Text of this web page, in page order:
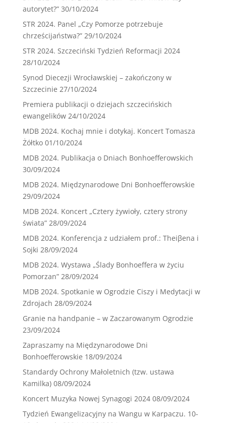
autorytet?” 30/10/2024
STR 2024. Panel „Czy Pomorze potrzebuje
chrześcijaństwa?” 29/10/2024
STR 2024. Szczeciński Tydzień Reformacji 2024
28/10/2024
Synod Diecezji Wrocławskiej – zakończony w
Szczecinie 27/10/2024
Premiera publikacji o dziejach szczecińskich
ewangelików 24/10/2024
MDB 2024. Kochaj mnie i dotykaj. Koncert Tomasza
Żółtko 01/10/2024
MDB 2024. Publikacja o Dniach Bonhoefferowskich
30/09/2024
MDB 2024. Międzynarodowe Dni Bonhoefferowskie
29/09/2024
MDB 2024. Koncert „Cztery żywioły, cztery strony
świata” 28/09/2024
MDB 2024. Konferencja z udziałem prof.: Theiβena i
Sojki 28/09/2024
MDB 2024. Wystawa „Ślady Bonhoeffera w życiu
Pomorzan” 28/09/2024
MDB 2024. Spotkanie w Ogrodzie Ciszy i Medytacji w
Zdrojach 28/09/2024
Granie na handpanie – w Zaczarowanym Ogrodzie
23/09/2024
Zapraszamy na Międzynarodowe Dni
Bonhoefferowskie 18/09/2024
Standardy Ochrony Małoletnich (tzw. ustawa
Kamilka) 08/09/2024
Koncert Muzyka Nowej Synagogi 2024 08/09/2024
Tydzień Ewangelizacyjny na Wangu w Karpaczu. 10-